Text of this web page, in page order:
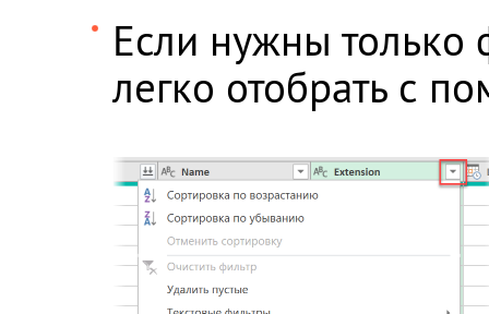
Если нужны только
легко отобрать с